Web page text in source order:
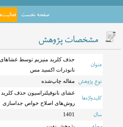
صفحه نخست
مشخصات پژوهش
عنوان
حذف کلرید منیزیم توسط غشاهای
نانوذرات اکسید مس
نوع پژوهش مقاله چاپ‌شده
کلیدواژه‌ها
غشای نانوفیلتراسیون حذف
روش‌های اصلاح خواص جداسازی
سال 1401
پژوهش نفت